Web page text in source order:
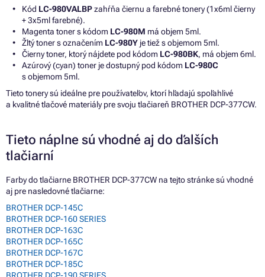
Kód LC-980VALBPzahŕňa čiernu a farebné tonery (1x6ml čierny
+ 3x5ml farebné).
Magenta toner s kódom LC-980M má objem 5ml.
Žltý toner s označením LC-980Y je tiež s objemom 5ml.
Čierny toner, ktorý nájdete pod kódom LC-980BK, má objem 6ml.
Azúrový (cyan) toner je dostupný pod kódom LC-980C
s objemom 5ml.
Tieto tonery sú ideálne pre používateľov, ktorí hľadajú spoľahlivé
a kvalitné tlačové materiály pre svoju tlačiareň BROTHER DCP-377CW.
Tieto náplne sú vhodné aj do ďalších
tlačiarní
Farby do tlačiarne BROTHER DCP-377CW na tejto stránke sú vhodné
aj pre nasledovné tlačiarne:
BROTHER DCP-145C
BROTHER DCP-160 SERIES
BROTHER DCP-163C
BROTHER DCP-165C
BROTHER DCP-167C
BROTHER DCP-185C
BROTHER DCP-190 SERIES